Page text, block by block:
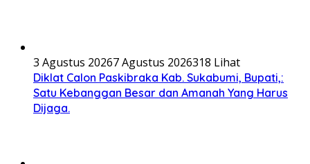
3 Agustus 20267 Agustus 2026318 Lihat
Diklat Calon Paskibraka Kab. Sukabumi, Bupati,:
Satu Kebanggan Besar dan Amanah Yang Harus
Dijaga.